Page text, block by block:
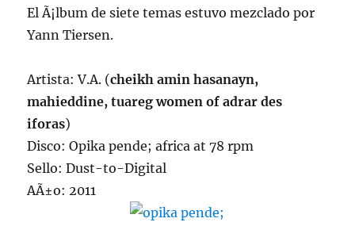
El Ã¡lbum de siete temas estuvo mezclado por
Yann Tiersen.
Artista: V.A. (cheikh amin hasanayn,
mahieddine, tuareg women of adrar des
iforas)
Disco: Opika pende; africa at 78 rpm
Sello: Dust-to-Digital
AÃ±o: 2011